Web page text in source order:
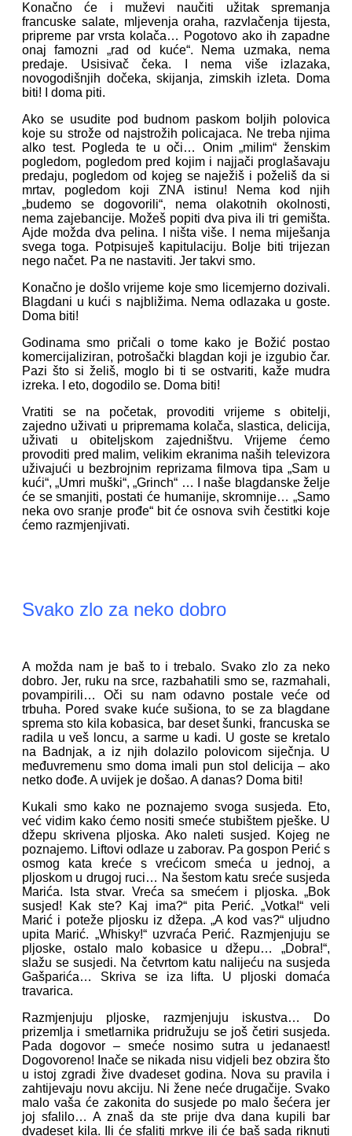
Konačno će i muževi naučiti užitak spremanja
francuske salate, mljevenja oraha, razvlačenja tijesta,
pripreme par vrsta kolača… Pogotovo ako ih zapadne
onaj famozni „rad od kuće“. Nema uzmaka, nema
predaje. Usisivač čeka. I nema više izlazaka,
novogodišnjih dočeka, skijanja, zimskih izleta. Doma
biti! I doma piti.
Ako se usudite pod budnom paskom boljih polovica
koje su strože od najstrožih policajaca. Ne treba njima
alko test. Pogleda te u oči… Onim „milim“ ženskim
pogledom, pogledom pred kojim i najjači proglašavaju
predaju, pogledom od kojeg se naježiš i poželiš da si
mrtav, pogledom koji ZNA istinu! Nema kod njih
„budemo se dogovorili“, nema olakotnih okolnosti,
nema zajebancije. Možeš popiti dva piva ili tri gemišta.
Ajde možda dva pelina. I ništa više. I nema miješanja
svega toga. Potpisuješ kapitulaciju. Bolje biti trijezan
nego načet. Pa ne nastaviti. Jer takvi smo.
Konačno je došlo vrijeme koje smo licemjerno dozivali.
Blagdani u kući s najbližima. Nema odlazaka u goste.
Doma biti!
Godinama smo pričali o tome kako je Božić postao
komercijaliziran, potrošački blagdan koji je izgubio čar.
Pazi što si želiš, moglo bi ti se ostvariti, kaže mudra
izreka. I eto, dogodilo se. Doma biti!
Vratiti se na početak, provoditi vrijeme s obitelji,
zajedno uživati u pripremama kolača, slastica, delicija,
uživati u obiteljskom zajedništvu. Vrijeme ćemo
provoditi pred malim, velikim ekranima naših televizora
uživajući u bezbrojnim reprizama filmova tipa „Sam u
kući“, „Umri muški“, „Grinch“ … I naše blagdanske želje
će se smanjiti, postati će humanije, skromnije… „Samo
neka ovo sranje prođe“ bit će osnova svih čestitki koje
ćemo razmjenjivati.
Svako zlo za neko dobro
A možda nam je baš to i trebalo. Svako zlo za neko
dobro. Jer, ruku na srce, razbahatili smo se, razmahali,
povampirili… Oči su nam odavno postale veće od
trbuha. Pored svake kuće sušiona, to se za blagdane
sprema sto kila kobasica, bar deset šunki, francuska se
radila u veš loncu, a sarme u kadi. U goste se kretalo
na Badnjak, a iz njih dolazilo polovicom siječnja. U
međuvremenu smo doma imali pun stol delicija – ako
netko dođe. A uvijek je došao. A danas? Doma biti!
Kukali smo kako ne poznajemo svoga susjeda. Eto,
već vidim kako ćemo nositi smeće stubištem pješke. U
džepu skrivena pljoska. Ako naleti susjed. Kojeg ne
poznajemo. Liftovi odlaze u zaborav. Pa gospon Perić s
osmog kata kreće s vrećicom smeća u jednoj, a
pljoskom u drugoj ruci… Na šestom katu sreće susjeda
Marića. Ista stvar. Vreća sa smećem i pljoska. „Bok
susjed! Kak ste? Kaj ima?“ pita Perić. „Votka!“ veli
Marić i poteže pljosku iz džepa. „A kod vas?“ uljudno
upita Marić. „Whisky!“ uzvraća Perić. Razmjenjuju se
pljoske, ostalo malo kobasice u džepu… „Dobra!“,
slažu se susjedi. Na četvrtom katu nalijeću na susjeda
Gašparića… Skriva se iza lifta. U pljoski domaća
travarica.
Razmjenjuju pljoske, razmjenjuju iskustva… Do
prizemlja i smetlarnika pridružuju se još četiri susjeda.
Pada dogovor – smeće nosimo sutra u jedanaest!
Dogovoreno! Inače se nikada nisu vidjeli bez obzira što
u istoj zgradi žive dvadeset godina. Nova su pravila i
zahtijevaju novu akciju. Ni žene neće drugačije. Svako
malo vaša će zakonita do susjede po malo šećera jer
joj sfalilo… A znaš da ste prije dva dana kupili bar
dvadeset kila. Ili će sfaliti mrkve ili će baš sada riknuti